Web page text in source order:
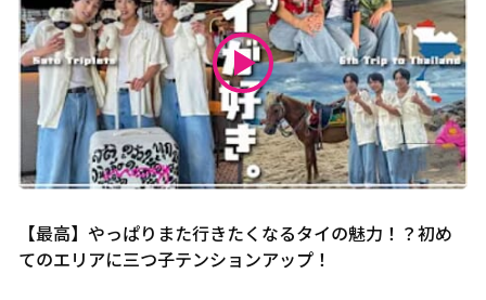
【最高】やっぱりまた行きたくなるタイの魅力！？初め
てのエリアに三つ子テンションアップ！